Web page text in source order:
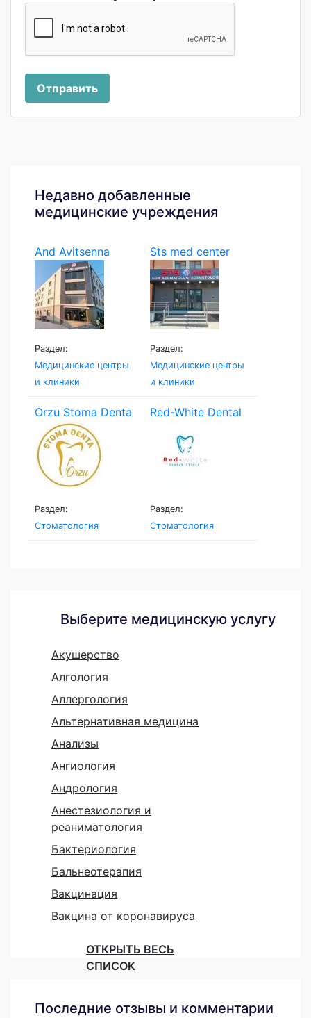
Отправить
Недавно добавленные
медицинские учреждения
And Avitsenna
Раздел:
Медицинские центры
и клиники
Sts med center
Раздел:
Медицинские центры
и клиники
Orzu Stoma Denta
Раздел:
Стоматология
Red-White Dental
Раздел:
Стоматология
Выберите медицинскую услугу
Акушерство
Алгология
Аллергология
Альтернативная медицина
Анализы
Ангиология
Андрология
Анестезиология и
реаниматология
Бактериология
Бальнеотерапия
Вакцинация
Вакцина от коронавируса
ОТКРЫТЬ ВЕСЬ
СПИСОК
Последние отзывы и комментарии